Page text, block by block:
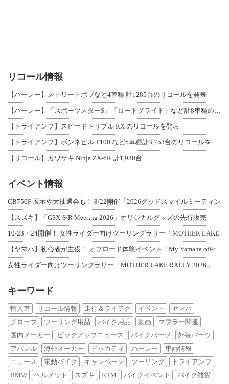
リコール情報
【ハーレー】ストリートボブなど4車種 計1285台のリコールを発表
【ハーレー】「スポーツスターS」「ロードグライド」など計8車種のリコールを発表
【トライアンフ】スピードトリプル RX のリコールを発表
【トライアンフ】ボンネビル T100 など6車種計3,753台のリコールを発表
【リコール】カワサキ Ninja ZX-6R 計1,930台
イベント情報
CB750F 展示や大抽選会も！ 8/22開催「2026グッドスマイルミーティン
【スズキ】「GSX-S/R Meeting 2026」オリジナルグッズの先行販売
10/23・24開催！ 女性ライダー向けツーリングラリー「MOTHER LAKE
【ヤマハ】初心者が主役！ オフロード体験イベント「My Yamaha off-r
女性ライダー向けツーリングラリー「MOTHER LAKE RALLY 2026」
キーワード
輸入車 リコール情報 走行＆ライテク イベント
ヤマハ
グローブ
ツーリング用品 バイク用品 動画
マフラー関連
国内メーカー
ピックアップニュース バイクパーツ
外装パーツ
アパレル
海外メーカー ドゥカティ ハーレー
車両情報
ニュース
電動バイク キャンペーン ツーリング
トライアンフ
BMW
ヘルメット スズキ KTM バイクイベント バイク雑貨